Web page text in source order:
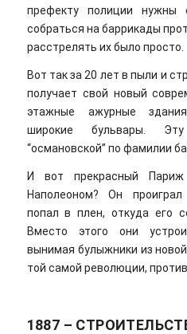
префекту полиции
собраться на баррикады
расстрелять их было просто.
Вот так за 20 лет в пыли и
получает свой новый
этажные ажурные
широкие бульвары. Эту
“османовской” по фамилии
И вот прекрасный
Наполеоном? Он
попал в плен, откуда его
Вместо этого они
вынимая булыжники из
той самой революции,
1887 –